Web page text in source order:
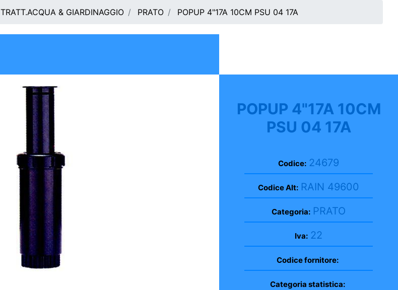
TRATT.ACQUA & GIARDINAGGIO PRATO POPUP 4"17A 10CM PSU 04 17A
POPUP 4"17A 10CM
PSU 04 17A
Codice: 24679
Codice Alt: RAIN 49600
Categoria: PRATO
Iva: 22
Codice fornitore:
Categoria statistica: